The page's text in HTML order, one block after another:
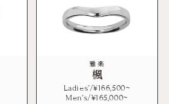
雅楽
楓
Ladies’/¥166,500~
Men’s/¥165,000~